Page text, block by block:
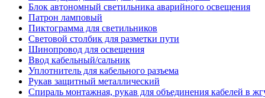
Блок автономный светильника аварийного освещения
Патрон ламповый
Пиктограмма для светильников
Световой столбик для разметки пути
Шинопровод для освещения
Ввод кабельный/сальник
Уплотнитель для кабельного разъема
Рукав защитный металлический
Спираль монтажная, рукав для объединения кабелей в